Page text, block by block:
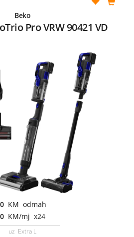
Beko
Pro VRW 90421 VD
KM odmah
KM/mj x24
uz Extra L